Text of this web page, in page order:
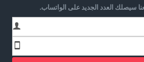
سيصلك العدد الجديد على الواتساب.